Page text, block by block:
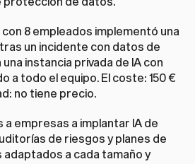
8 empleados implementó una
un incidente con datos de
instancia privada de IA con
a todo el equipo. El coste: 150 €
no tiene precio.
a empresas a implantar IA de
de riesgos y planes de
a cada tamaño y